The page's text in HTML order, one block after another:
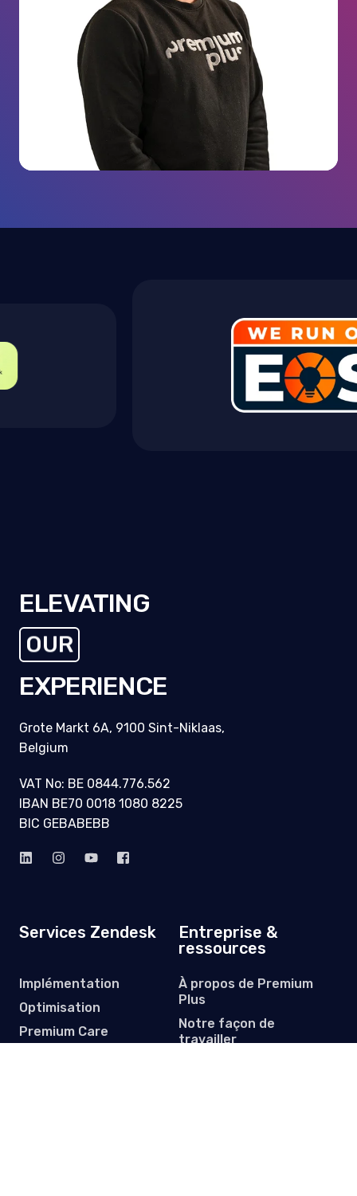
ELEVATING
THE
EXPERIENCE
Grote Markt 6A, 9100 Sint-Niklaas,
Belgium
VAT No: BE 0844.776.562
IBAN BE70 0018 1080 8225
BIC GEBABEBB
Services Zendesk
Implémentation
Optimisation
Premium Care
Entreprise &
ressources
À propos de Premium
Plus
Notre façon de
travailler